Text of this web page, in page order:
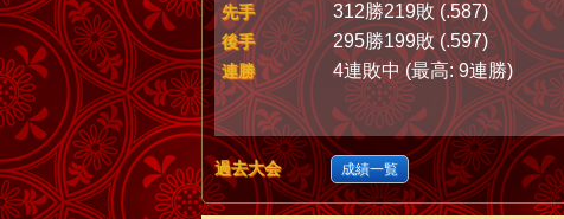
先手 312勝219敗 (.587)
後手 295勝199敗 (.597)
連勝 4連敗中 (最高: 9連勝)
過去大会 成績一覧